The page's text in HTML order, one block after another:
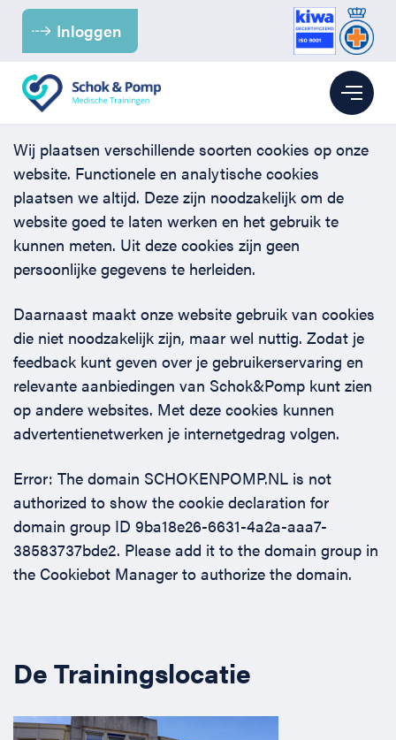
Inloggen
Branches
Kinderopvang
Kantoor
Para-medici & Zorg
Retail
Horeca
Onderwijs
BHV
BHV voor de Kinderopvang
BHV voor Kantoren
BHV voor (para-) medici
BHV voor retail en winkels
BHV voor de Horeca
BHV voor Primair Onderwijs
BHV voor Voortgezet Onderwijs
EHBO
EHBO bij baby’s en kinderen
EHBO voor kantoren
EHBO voor (para-)medici
EHBO voor de Kraamzorg
EHBO voor Sportclubs
Reanimatie
Reanimatie en AED voor kantoren
Reanimatie en AED voor (para-) medici
Over ons
Over Ons
Nieuws
Levensreddend handelen voor iedereen
Werken bij Schok & Pomp
Contact
Klantenservice veelgestelde vragen
Zakelijk veelgestelde vragen
Offerte aanvragen
Inloggen
Incompany offerte
Inloggen
Wij plaatsen verschillende soorten cookies op onze
website. Functionele en analytische cookies
plaatsen we altijd. Deze zijn noodzakelijk om de
website goed te laten werken en het gebruik te
kunnen meten. Uit deze cookies zijn geen
persoonlijke gegevens te herleiden.
Daarnaast maakt onze website gebruik van cookies
die niet noodzakelijk zijn, maar wel nuttig. Zodat je
feedback kunt geven over je gebruikerservaring en
relevante aanbiedingen van Schok&Pomp kunt zien
op andere websites. Met deze cookies kunnen
advertentienetwerken je internetgedrag volgen.
Error: The domain SCHOKENPOMP.NL is not
authorized to show the cookie declaration for
domain group ID 9ba18e26-6631-4a2a-aaa7-
38583737bde2. Please add it to the domain group in
the Cookiebot Manager to authorize the domain.
De Trainingslocatie